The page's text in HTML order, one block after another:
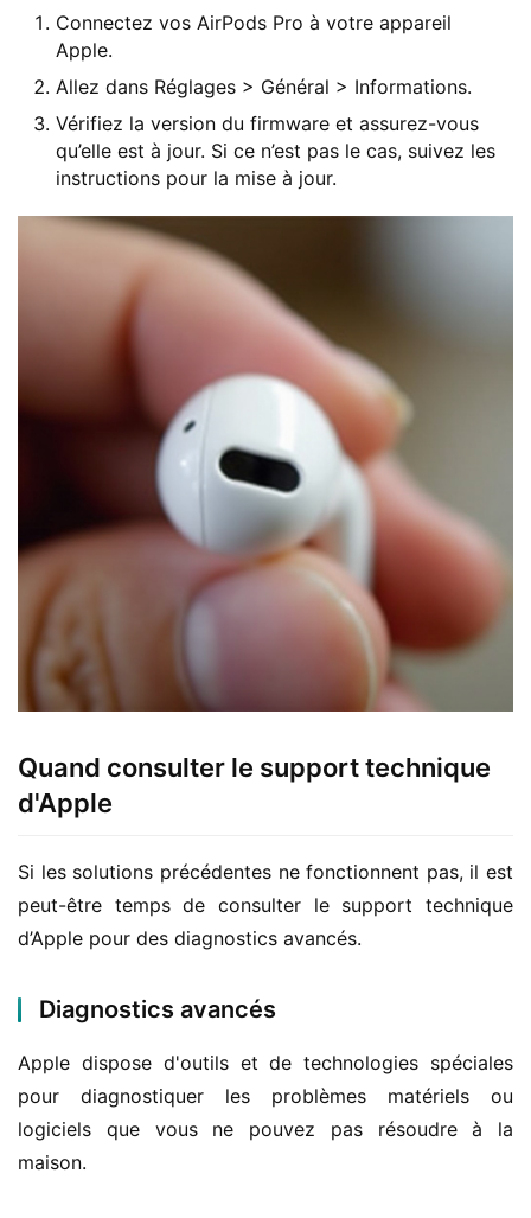
Connectez vos AirPods Pro à votre appareil
Apple.
Allez dans Réglages > Général > Informations.
Vérifiez la version du firmware et assurez-vous
qu’elle est à jour. Si ce n’est pas le cas, suivez les
instructions pour la mise à jour.
Quand consulter le support technique
d'Apple
Si les solutions précédentes ne fonctionnent pas, il est
peut-être temps de consulter le support technique
d’Apple pour des diagnostics avancés.
Diagnostics avancés
Apple dispose d'outils et de technologies spéciales
pour diagnostiquer les problèmes matériels ou
logiciels que vous ne pouvez pas résoudre à la
maison.